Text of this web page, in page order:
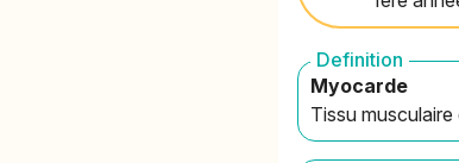
Definition
Myocarde
Tissu